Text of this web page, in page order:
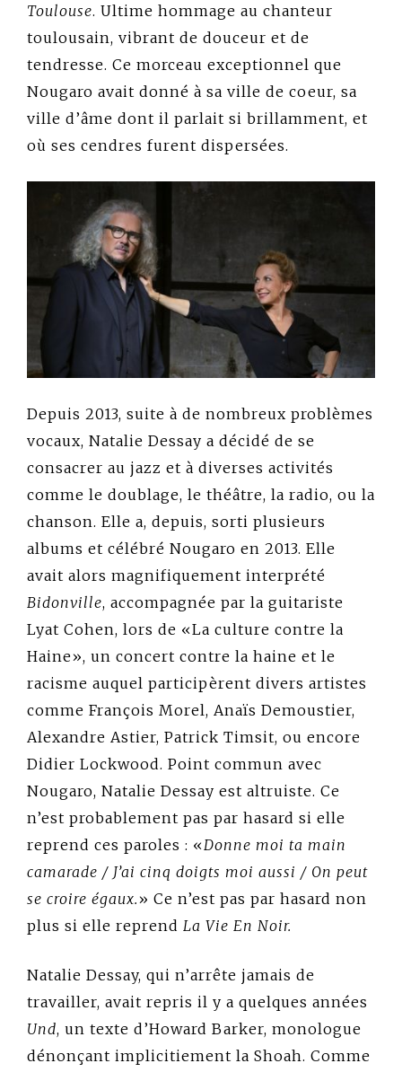
Toulouse. Ultime hommage au chanteur
toulousain, vibrant de douceur et de
tendresse. Ce morceau exceptionnel que
Nougaro avait donné à sa ville de coeur, sa
ville d’âme dont il parlait si brillamment, et
où ses cendres furent dispersées.
Depuis 2013, suite à de nombreux problèmes
vocaux, Natalie Dessay a décidé de se
consacrer au jazz et à diverses activités
comme le doublage, le théâtre, la radio, ou la
chanson. Elle a, depuis, sorti plusieurs
albums et célébré Nougaro en 2013. Elle
avait alors magnifiquement interprété
Bidonville, accompagnée par la guitariste
Lyat Cohen, lors de «La culture contre la
Haine», un concert contre la haine et le
racisme auquel participèrent divers artistes
comme François Morel, Anaïs Demoustier,
Alexandre Astier, Patrick Timsit, ou encore
Didier Lockwood. Point commun avec
Nougaro, Natalie Dessay est altruiste. Ce
n’est probablement pas par hasard si elle
reprend ces paroles : «Donne moi ta main
camarade / J’ai cinq doigts moi aussi / On peut
se croire égaux.» Ce n’est pas par hasard non
plus si elle reprend La Vie En Noir.
Natalie Dessay, qui n’arrête jamais de
travailler, avait repris il y a quelques années
Und, un texte d’Howard Barker, monologue
dénonçant implicitiement la Shoah. Comme